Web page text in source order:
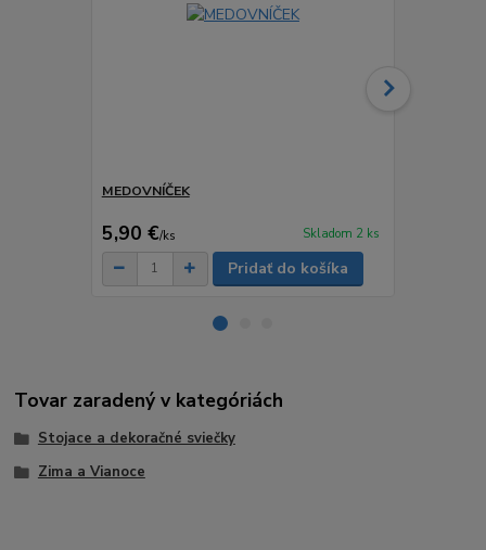
MEDOVNÍČEK
5,90 €/ks Skladom 2 ks
Pridať do košíka
Tovar zaradený v kategóriách
Stojace a dekoračné sviečky
Zima a Vianoce